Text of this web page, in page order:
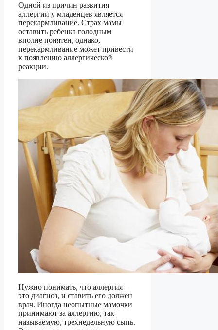
Одной из причин развития
аллергии у младенцев является
перекармливание. Страх мамы
оставить ребенка голодным
вполне понятен, однако,
перекармливание может привести
к появлению аллергической
реакции.
Нужно понимать, что аллергия –
это диагноз, и ставить его должен
врач. Иногда неопытные мамочки
принимают за аллергию, так
называемую, трехнедельную сыпь.